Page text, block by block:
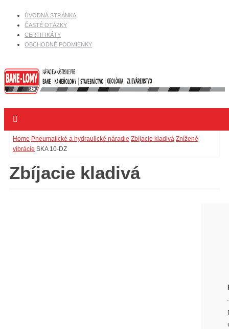
ÚVODNÁ STRÁNKA
ČASTÉ OTÁZKY
CERTIFIKÁTY
OBCHODNÉ PODMIENKY
Home Pneumatické a hydraulické náradie Zbíjacie kladivá Znížené
vibrácie SKA 10-DZ
Zbíjacie kladivá